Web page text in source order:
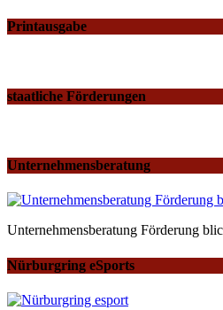
Printausgabe
staatliche Förderungen
Unternehmensberatung
Unternehmensberatung Förderung
Nürburgring eSports